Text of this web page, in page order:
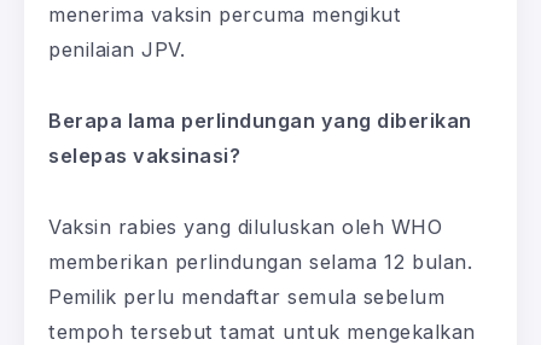
menerima vaksin percuma mengikut
penilaian JPV.
Berapa lama perlindungan yang diberikan
selepas vaksinasi?
Vaksin rabies yang diluluskan oleh WHO
memberikan perlindungan selama 12 bulan.
Pemilik perlu mendaftar semula sebelum
tempoh tersebut tamat untuk mengekalkan